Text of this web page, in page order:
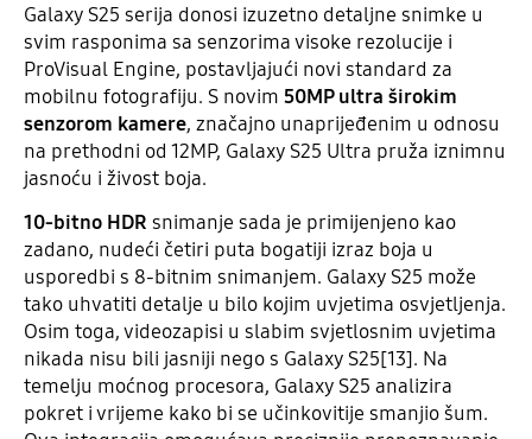
Galaxy S25 serija donosi izuzetno detaljne snimke u
svim rasponima sa senzorima visoke rezolucije i
ProVisual Engine, postavljajući novi standard za
mobilnu fotografiju. S novim 50MP ultra širokim
senzorom kamere, značajno unaprijeđenim u odnosu
na prethodni od 12MP, Galaxy S25 Ultra pruža iznimnu
jasnoću i živost boja.
10-bitno HDR snimanje sada je primijenjeno kao
zadano, nudeći četiri puta bogatiji izraz boja u
usporedbi s 8-bitnim snimanjem. Galaxy S25 može
tako uhvatiti detalje u bilo kojim uvjetima osvjetljenja.
Osim toga, videozapisi u slabim svjetlosnim uvjetima
nikada nisu bili jasniji nego s Galaxy S25[13]. Na
temelju moćnog procesora, Galaxy S25 analizira
pokret i vrijeme kako bi se učinkovitije smanjio šum.